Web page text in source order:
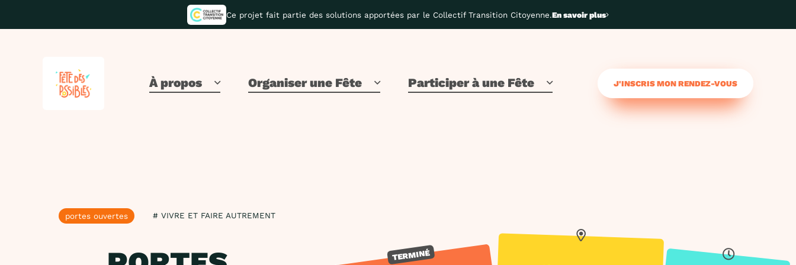
Ce projet fait partie des solutions apportées par le Collectif Transition Citoyenne.En savoir plus
À propos Organiser une Fête Participer à une Fête J'INSCRIS MON RENDEZ-VOUS
portes ouvertes # VIVRE ET FAIRE AUTREMENT
TERMINÉ